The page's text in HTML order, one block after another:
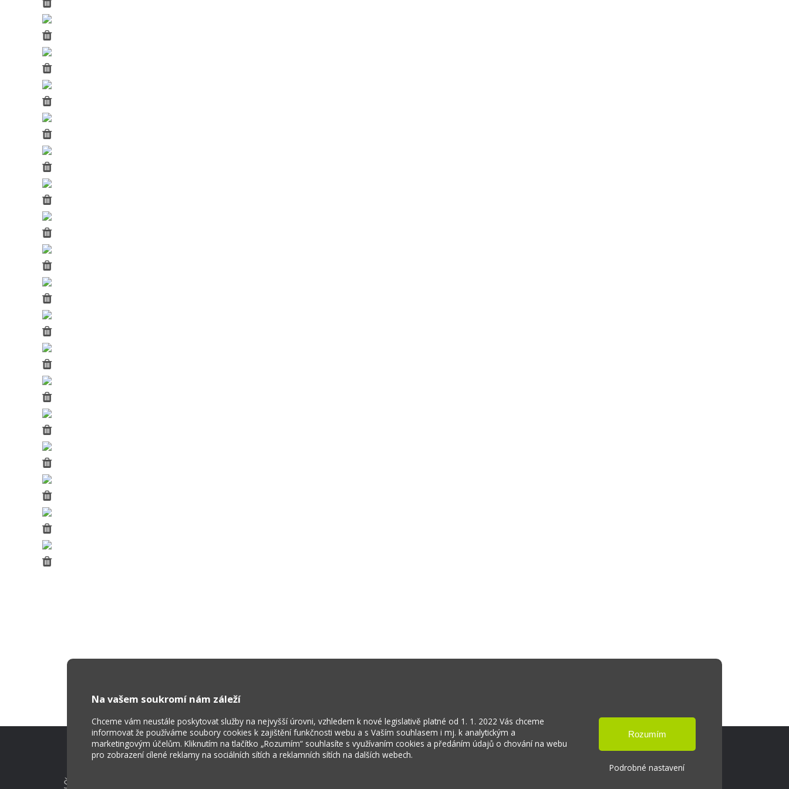
Na vašem soukromí nám záleží
Chceme vám neustále poskytovat služby na nejvyšší úrovni, vzhledem k nové legislativě platné od 1. 1. 2022 Vás chceme
informovat že používáme soubory cookies k zajištění funkčnosti webu a s Vaším souhlasem i mj. k analytickým a
marketingovým účelům. Kliknutím na tlačítko „Rozumím“ souhlasíte s využívaním cookies a předáním údajů o chování na webu
pro zobrazení cílené reklamy na sociálních sítích a reklamních sítích na dalších webech.
Podrobné nastavení
Škola Online